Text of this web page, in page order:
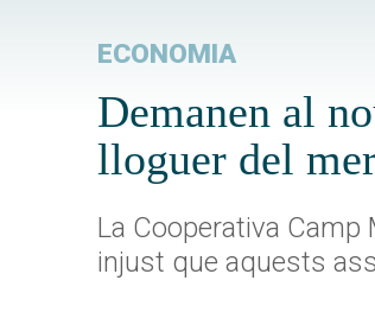
ECONOMIA
Demanen al
lloguer del
La Cooperativa
injust que aquests